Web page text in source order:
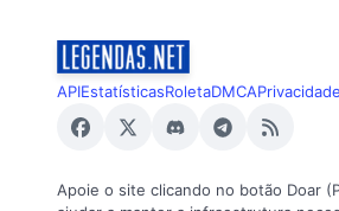
APIEstatísticasRoletaDMCAPrivacidade
Apoie o site clicando no botão Doar